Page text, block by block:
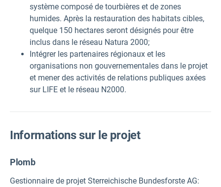
système composé de tourbières et de zones
humides. Après la restauration des habitats cibles,
quelque 150 hectares seront désignés pour être
inclus dans le réseau Natura 2000;
Intégrer les partenaires régionaux et les
organisations non gouvernementales dans le projet
et mener des activités de relations publiques axées
sur LIFE et le réseau N2000.
Informations sur le projet
Plomb
Gestionnaire de projet Sterreichische Bundesforste AG: